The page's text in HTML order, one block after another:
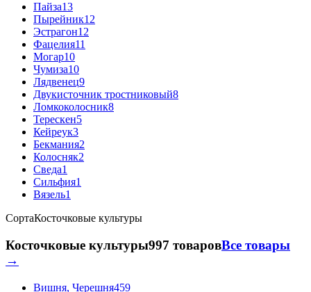
Пайза13
Пырейник12
Эстрагон12
Фацелия11
Могар10
Чумиза10
Лядвенец9
Двукисточник тростниковый8
Ломкоколосник8
Терескен5
Кейреук3
Бекмания2
Колосняк2
Сведа1
Сильфия1
Вязель1
СортаКосточковые культуры
Косточковые культуры997 товаровВсе товары
→
Вишня, Черешня459